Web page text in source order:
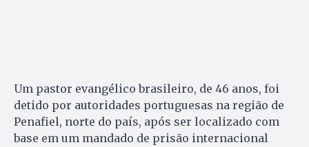
Um pastor evangélico brasileiro, de 46 anos, foi
detido por autoridades portuguesas na região de
Penafiel, norte do país, após ser localizado com
base em um mandado de prisão internacional